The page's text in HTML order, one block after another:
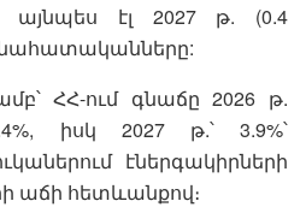
այնպես էլ 2027 թ. (0.4
ՀՀ-ում գնաճը 2026 թ.
իսկ 2027 թ.՝ 3.9%՝
էներգակիրների
աճի հետևանքով։